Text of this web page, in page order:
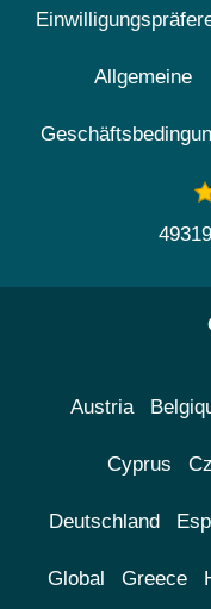
Allgemeine
Austria
Cyprus
Deutschland
Global Greece